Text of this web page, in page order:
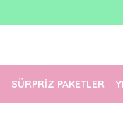
SÜRPRİZ PAKETLER